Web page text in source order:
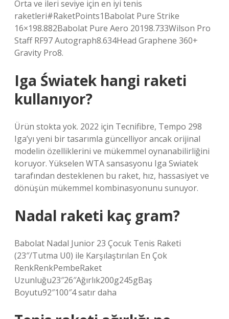
Orta ve ileri seviye için en iyi tenis
raketleri#RaketPoints1Babolat Pure Strike
16×198.882Babolat Pure Aero 20198.733Wilson Pro
Staff RF97 Autograph8.634Head Graphene 360+
Gravity Pro8.
Iga Światek hangi raketi
kullanıyor?
Ürün stokta yok. 2022 için Tecnifibre, Tempo 298
Iga’yı yeni bir tasarımla güncelliyor ancak orijinal
modelin özelliklerini ve mükemmel oynanabilirliğini
koruyor. Yükselen WTA sansasyonu Iga Swiatek
tarafından desteklenen bu raket, hız, hassasiyet ve
dönüşün mükemmel kombinasyonunu sunuyor.
Nadal raketi kaç gram?
Babolat Nadal Junior 23 Çocuk Tenis Raketi
(23″/Tutma U0) ile Karşılaştırılan En Çok
RenkRenkPembeRaket
Uzunluğu23″26″Ağırlık200g245gBaş
Boyutu92″100″4 satır daha